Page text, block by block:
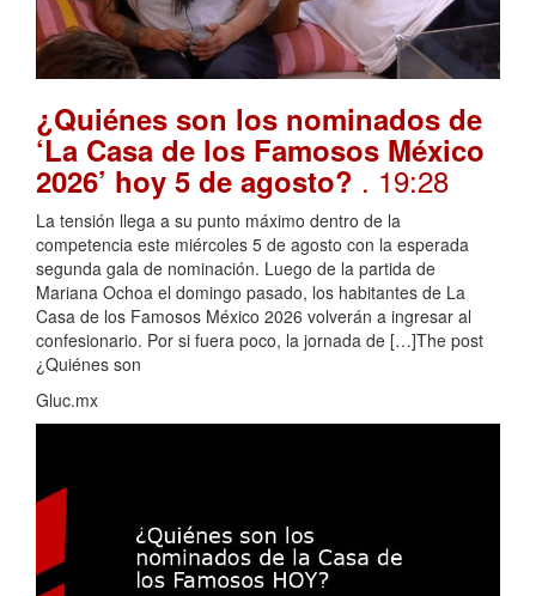
¿Quiénes son los nominados de
‘La Casa de los Famosos México
2026’ hoy 5 de agosto? . 19:28
La tensión llega a su punto máximo dentro de la
competencia este miércoles 5 de agosto con la esperada
segunda gala de nominación. Luego de la partida de
Mariana Ochoa el domingo pasado, los habitantes de La
Casa de los Famosos México 2026 volverán a ingresar al
confesionario. Por si fuera poco, la jornada de […]The post
¿Quiénes son
Gluc.mx